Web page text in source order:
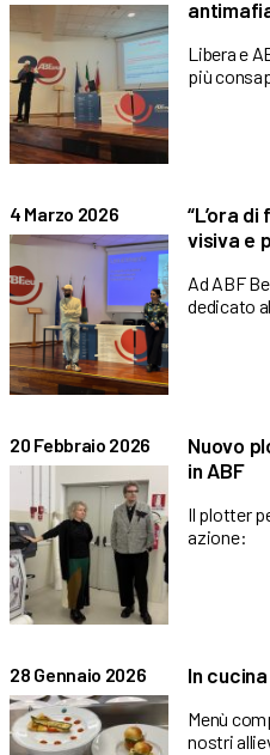
Libera e
più
4 Marzo 2026
“L’ora
visiva e
Ad ABF
dedicato
20 Febbraio 2026
Nuovo
in ABF
Il plotter
azione:
28 Gennaio 2026 In
Menù
nostri